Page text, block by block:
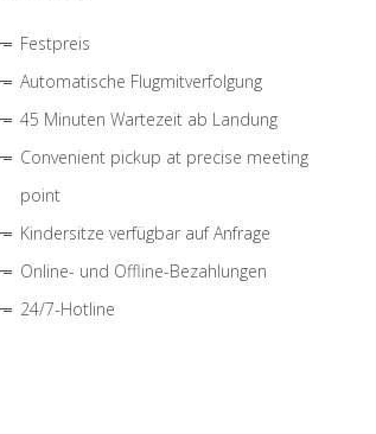
Festpreis
Automatische Flugmitverfolgung
45 Minuten Wartezeit ab Landung
Convenient pickup at precise meeting
point
Kindersitze verfügbar auf Anfrage
Online- und Offline-Bezahlungen
24/7-Hotline